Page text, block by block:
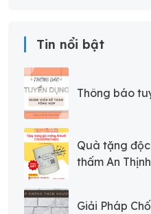
Tin nổi bật
Thông báo
Quà tặng
thấm An
Giải Pháp